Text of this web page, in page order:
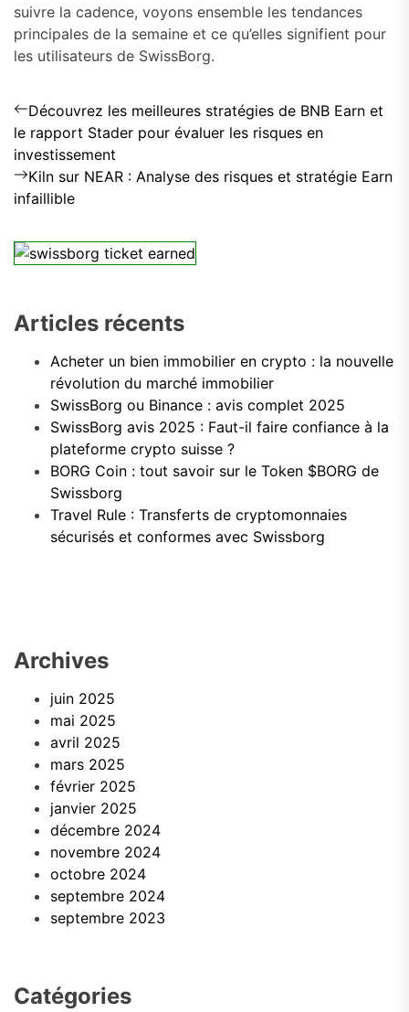
suivre la cadence, voyons ensemble les tendances
principales de la semaine et ce qu’elles signifient pour
les utilisateurs de SwissBorg.
Navigation
de
l’article
Previous
post:
Découvrez les meilleures stratégies de BNB Earn et
le rapport Stader pour évaluer les risques en
investissement
Next
post:
Kiln sur NEAR : Analyse des risques et stratégie Earn
infaillible
Articles récents
Acheter un bien immobilier en crypto : la nouvelle
révolution du marché immobilier
SwissBorg ou Binance : avis complet 2025
SwissBorg avis 2025 : Faut-il faire confiance à la
plateforme crypto suisse ?
BORG Coin : tout savoir sur le Token $BORG de
Swissborg
Travel Rule : Transferts de cryptomonnaies
sécurisés et conformes avec Swissborg
Archives
juin 2025
mai 2025
avril 2025
mars 2025
février 2025
janvier 2025
décembre 2024
novembre 2024
octobre 2024
septembre 2024
septembre 2023
Catégories